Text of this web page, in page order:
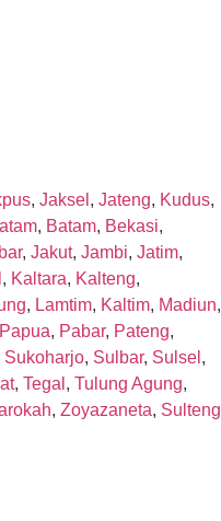
, Jaksel , Jateng, Kudus,
, Batam, Bekasi,
, Jakut, Jambi, Jatim,
, Kaltara, Kalteng,
, Lamtim, Kaltim, Madiun,
Papua, Pabar, Pateng,
Sukoharjo, Sulbar, Sulsel ,
, Tegal , Tulung Agung,
, Zoyazaneta, Sulteng